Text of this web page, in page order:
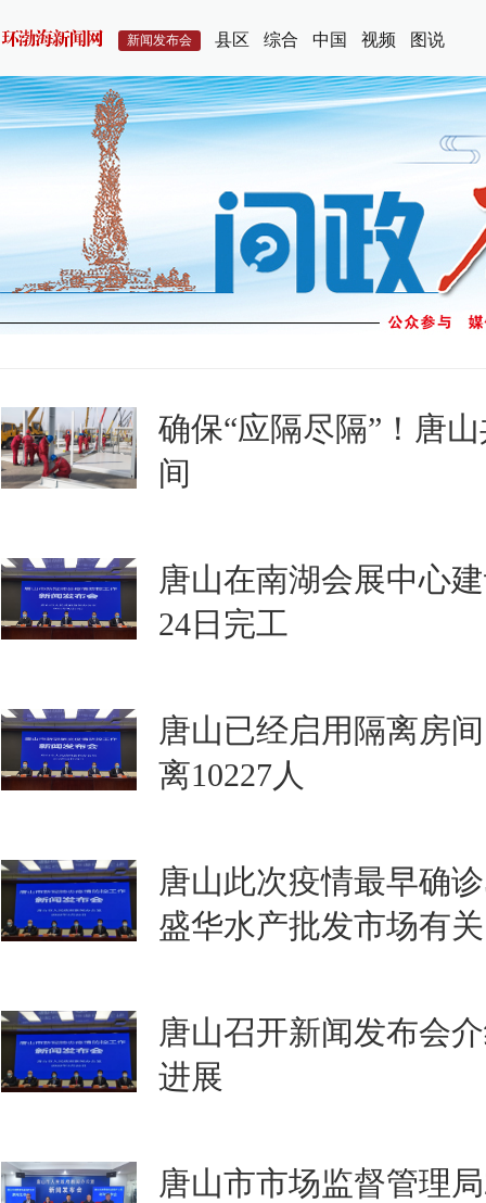
新闻发布会 县区 综合 中国 视频 图说
确保“应隔尽隔”！唐
间
唐山在南湖会展中心
24日完工
唐山已经启用隔离房
离10227人
唐山此次疫情最早确
盛华水产批发市场有关
唐山召开新闻发布会
进展
唐山市市场监督管理